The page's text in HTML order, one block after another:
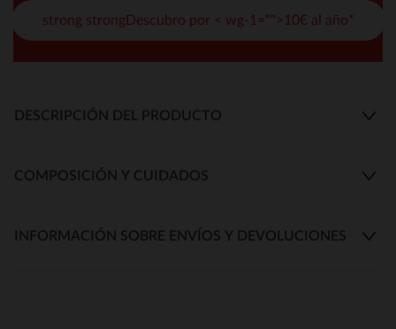
strong strongDescubro por < wg-1="">10€ al año*
DESCRIPCIÓN DEL PRODUCTO
COMPOSICIÓN Y CUIDADOS
INFORMACIÓN SOBRE ENVÍOS Y DEVOLUCIONES